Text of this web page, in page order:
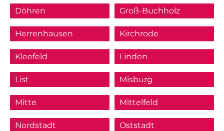
Döhren Groß-Buchholz
Herrenhausen Kirchrode
Kleefeld Linden
List Misburg
Mitte Mittelfeld
Nordstadt Oststadt